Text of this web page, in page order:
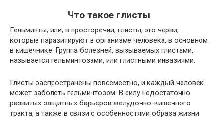
Что такое глисты
Гельминты, или, в просторечии, глисты, это черви,
которые паразитируют в организме человека, в основном
в кишечнике. Группа болезней, вызываемых глистами,
называется гельминтозами, или глистными инвазиями.
Глисты распространены повсеместно, и каждый человек
может заболеть гельминтозом. В силу недостаточно
развитых защитных барьеров желудочно-кишечного
тракта, а также в связи с особенностями образа жизни